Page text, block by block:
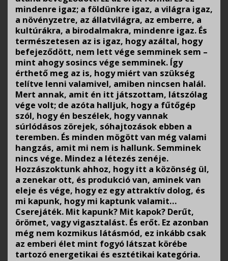
mindenre igaz; a földünkre igaz, a világra igaz,
a növényzetre, az állatvilágra, az emberre, a
kultúrákra, a birodalmakra, mindenre igaz. És
természetesen az is igaz, hogy azáltal, hogy
befejeződött, nem lett vége semminek sem –
mint ahogy sosincs vége semminek. Így
érthető meg az is, hogy miért van szükség
telítve lenni valamivel, amiben nincsen halál.
Mert annak, amit én itt játszottam, látszólag
vége volt; de azóta halljuk, hogy a fűtőgép
szól, hogy én beszélek, hogy vannak
súrlódásos zörejek, sóhajtozások ebben a
teremben. És minden mögött van még valami
hangzás, amit mi nem is hallunk. Semminek
nincs vége. Mindez a létezés zenéje.
Hozzászoktunk ahhoz, hogy itt a közönség ül,
a zenekar ott, és produkció van, aminek van
eleje és vége, hogy ez egy attraktív dolog, és
mi kapunk, hogy mi kaptunk valamit…
Cserejáték. Mit kapunk? Mit kapok? Derűt,
örömet, vagy vigasztalást. És erőt. Ez azonban
még nem kozmikus látásmód, ez inkább csak
az emberi élet mint fogyó látszat körébe
tartozó energetikai és esztétikai kategória.